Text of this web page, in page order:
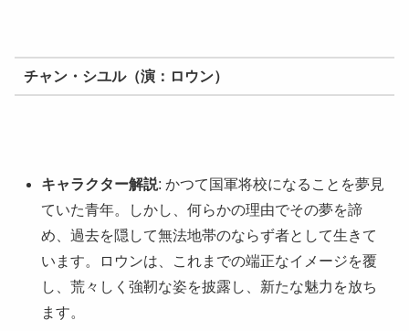
チャン・シユル（演：ロウン）
キャラクター解説: かつて国軍将校になることを夢見
ていた青年。しかし、何らかの理由でその夢を諦
め、過去を隠して無法地帯のならず者として生きて
います。ロウンは、これまでの端正なイメージを覆
し、荒々しく強靭な姿を披露し、新たな魅力を放ち
ます。